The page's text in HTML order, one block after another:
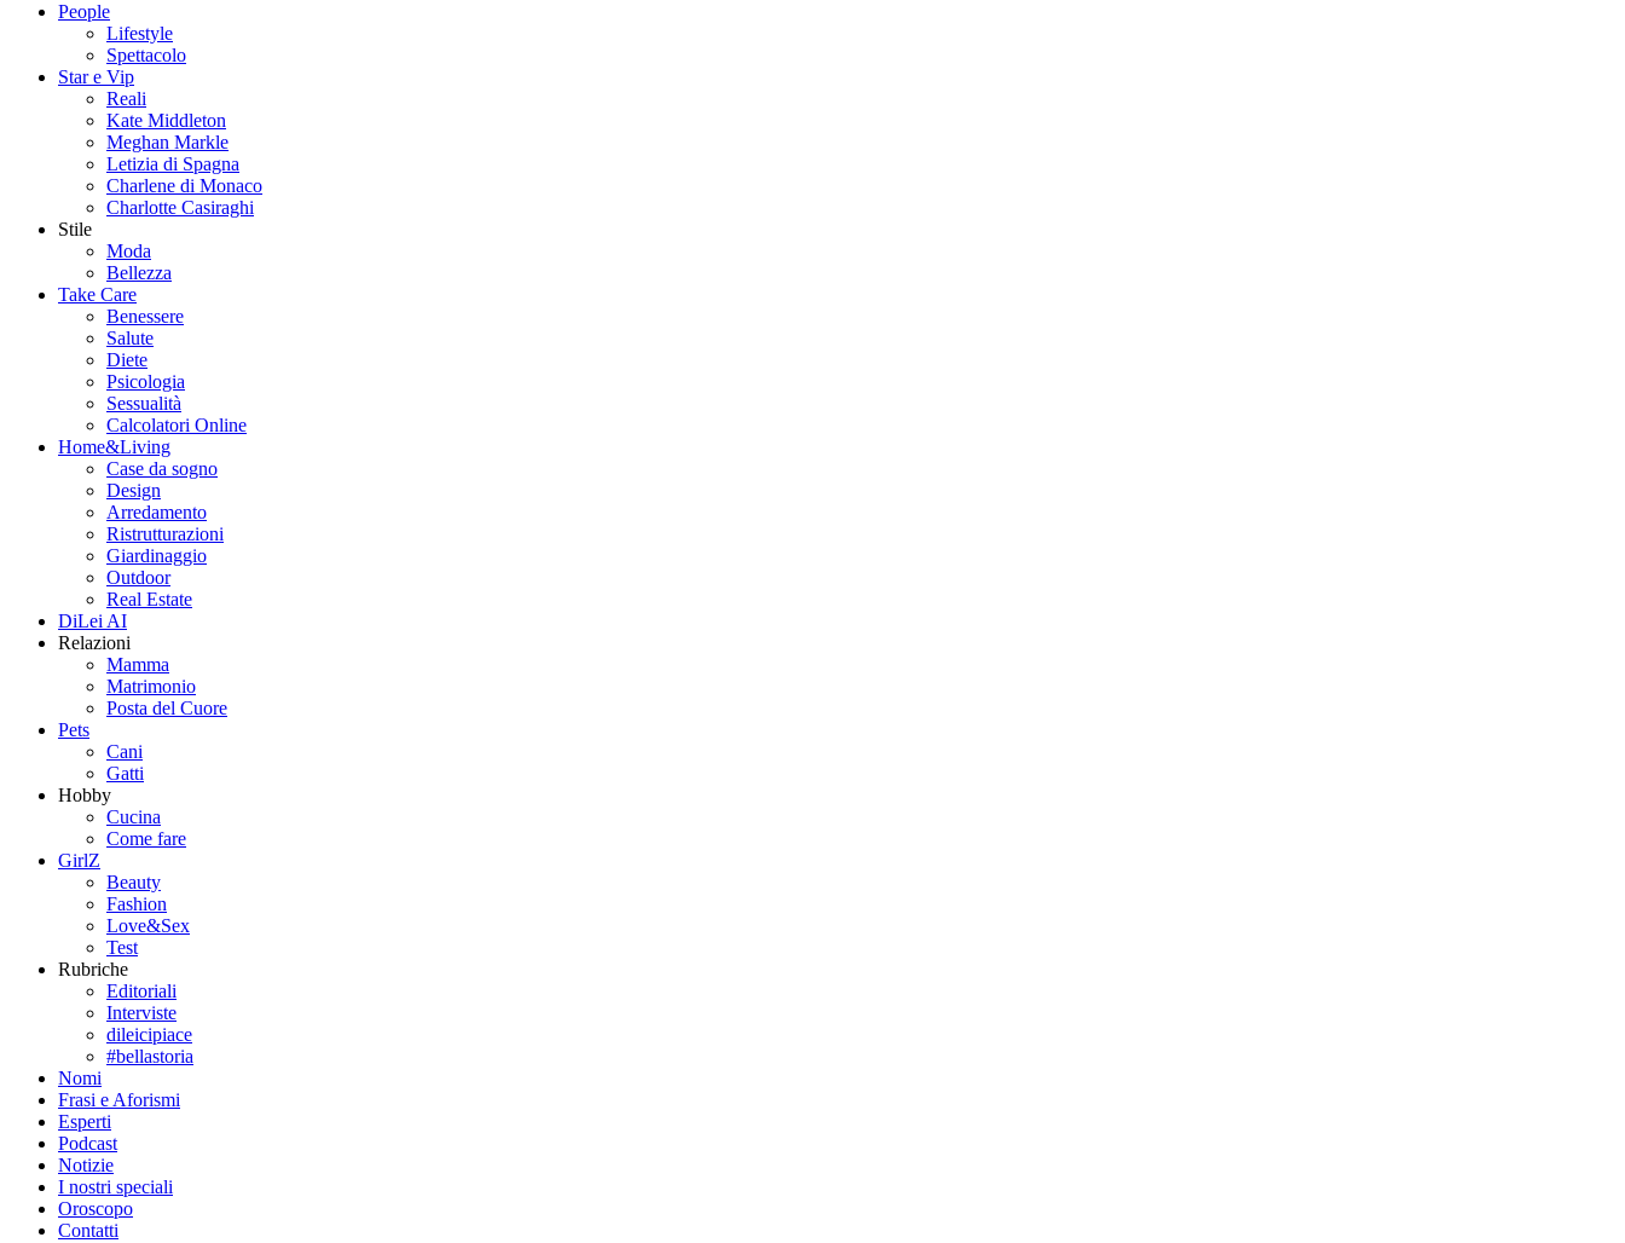
People
Lifestyle
Spettacolo
Star e Vip
Reali
Kate Middleton
Meghan Markle
Letizia di Spagna
Charlene di Monaco
Charlotte Casiraghi
Stile
Moda
Bellezza
Take Care
Benessere
Salute
Diete
Psicologia
Sessualità
Calcolatori Online
Home&Living
Case da sogno
Design
Arredamento
Ristrutturazioni
Giardinaggio
Outdoor
Real Estate
DiLei AI
Relazioni
Mamma
Matrimonio
Posta del Cuore
Pets
Cani
Gatti
Hobby
Cucina
Come fare
GirlZ
Beauty
Fashion
Love&Sex
Test
Rubriche
Editoriali
Interviste
dileicipiace
#bellastoria
Nomi
Frasi e Aforismi
Esperti
Podcast
Notizie
I nostri speciali
Oroscopo
Contatti